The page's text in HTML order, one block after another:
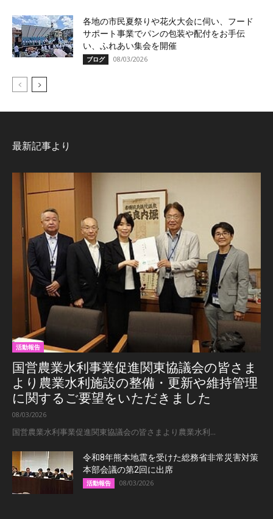
各地の市民夏祭りや花火大会に伺い、フード
サポート事業でパンの包装や配付をお手伝
い、ふれあい集会を開催
ブログ 08/03/2026
最新記事より
活動報告
国営農業水利事業促進関東協議会の皆さま
より農業水利施設の整備・更新や維持管理
に関するご要望をいただきました
08/03/2026
国営農業水利事業促進関東協議会の皆さまより農業水利...
令和8年熊本地震を受けた総務省非常災害対策
本部会議の第2回に出席
活動報告 08/03/2026